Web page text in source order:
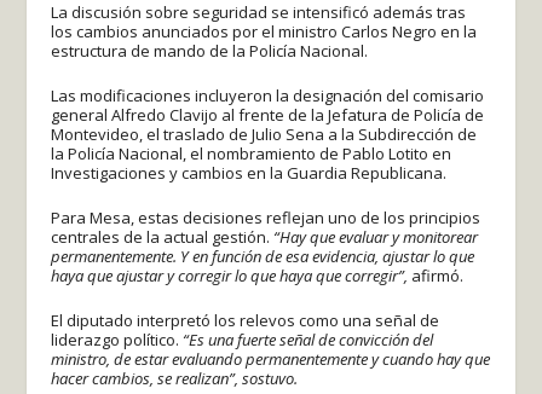
La discusión sobre seguridad se intensificó además tras
los cambios anunciados por el ministro Carlos Negro en la
estructura de mando de la Policía Nacional.
Las modificaciones incluyeron la designación del comisario
general Alfredo Clavijo al frente de la Jefatura de Policía de
Montevideo, el traslado de Julio Sena a la Subdirección de
la Policía Nacional, el nombramiento de Pablo Lotito en
Investigaciones y cambios en la Guardia Republicana.
Para Mesa, estas decisiones reflejan uno de los principios
centrales de la actual gestión. “Hay que evaluar y monitorear
permanentemente. Y en función de esa evidencia, ajustar lo que
haya que ajustar y corregir lo que haya que corregir”, afirmó.
El diputado interpretó los relevos como una señal de
liderazgo político. “Es una fuerte señal de convicción del
ministro, de estar evaluando permanentemente y cuando hay que
hacer cambios, se realizan”, sostuvo.